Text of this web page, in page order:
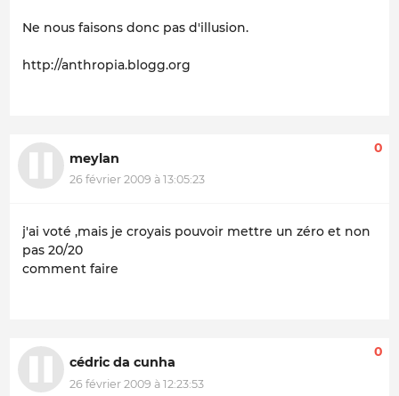
Ne nous faisons donc pas d'illusion.
http://anthropia.blogg.org
meylan
26 février 2009 à 13:05:23
0
j'ai voté ,mais je croyais pouvoir mettre un zéro et non
pas 20/20
comment faire
cédric da cunha
26 février 2009 à 12:23:53
0